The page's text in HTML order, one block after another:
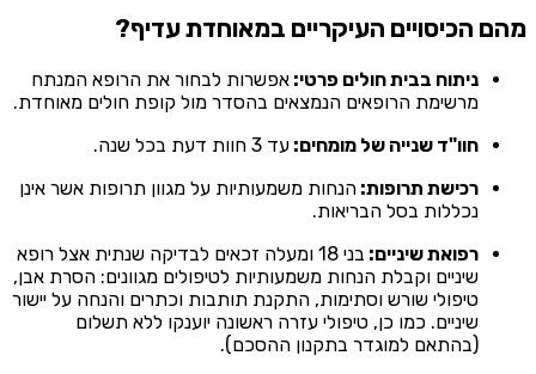
מהם הכיסויים העיקריים במאוחדת עדיף?
ניתוח בבית חולים פרטי: אפשרות לבחור את הרופא המנתח
מרשימת הרופאים הנמצאים בהסדר מול קופת חולים מאוחדת.
חוו"ד שנייה של מומחים: עד 3 חוות דעת בכל שנה.
רכישת תרופות: הנחות משמעותיות על מגוון תרופות אשר אינן
נכללות בסל הבריאות.
רפואת שיניים:
בני 18 ומעלה זכאים לבדיקה שנתית אצל רופא
שיניים וקבלת הנחות משמעותיות לטיפולים מגוונים: הסרת אבן,
טיפולי שורש וסתימות, התקנת תותבות וכתרים והנחה על יישור
שיניים. כמו כן, טיפולי עזרה ראשונה יוענקו ללא תשלום
(בהתאם למוגדר בתקנון ההסכם).